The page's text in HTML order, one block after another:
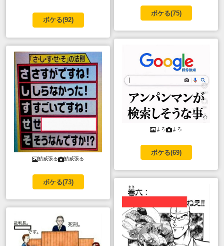
ボケる(92)
鯖威張る 鯖威張る
ボケる(73)
ボケる(75)
まろ まろ
ボケる(69)